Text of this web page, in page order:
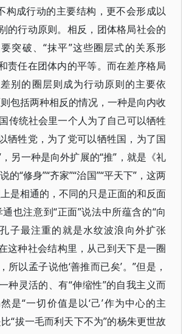
构成行动的主要结构，更不会形成以
的行动原则。相反，团体格局社会的
突破、“抹平”这些圈层式的关系形
责任在团体内的平等。而在差序格局
别的圈层则成为行动原则的主要依
包括两种相反的情况，一种是向内收
传统社会里一个人为了自己可以牺牲
牺牲党，为了党可以牺牲国，为了国
另一种是向外扩展的“推”，就是《礼
的“修身”“齐家”“治国”“平天下”，这两
是相通的，不同的只是正面的和反面
也注意到“正面”说法中所蕴含的“向
子最注重的就是水纹波浪向外扩张
这种社会结构里，从己到天下是一圈
所以孟子说他‘善推而已矣’。”但是，
种灵活的、有“伸缩性”的自我主义而
是“一切价值是以‘己’作为中心的主
“拔一毛而利天下不为”的杨朱更世故